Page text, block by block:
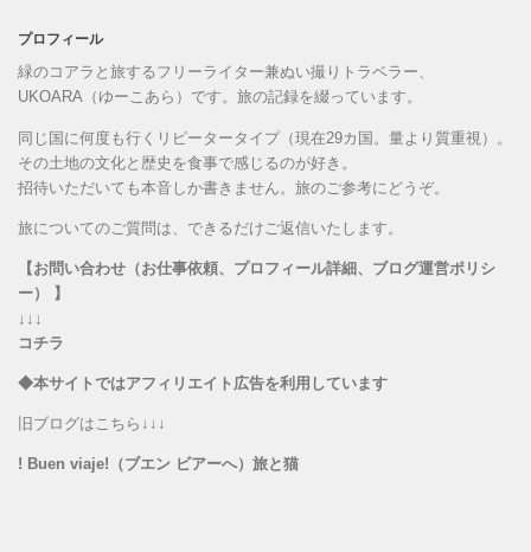
プロフィール
緑のコアラと旅するフリーライター兼ぬい撮りトラベラー、
UKOARA（ゆーこあら）です。旅の記録を綴っています。
同じ国に何度も行くリピータータイプ（現在29カ国。量より質重視）。
その土地の文化と歴史を食事で感じるのが好き。
招待いただいても本音しか書きません。旅のご参考にどうぞ。
旅についてのご質問は、できるだけご返信いたします。
【お問い合わせ（お仕事依頼、プロフィール詳細、ブログ運営ポリシ
ー） 】
↓↓↓
コチラ
◆本サイトではアフィリエイト広告を利用しています
旧ブログはこちら↓↓↓
! Buen viaje!（ブエン ビアーへ）旅と猫